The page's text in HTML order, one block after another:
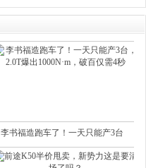
李书福造跑车了！一天只能产3台